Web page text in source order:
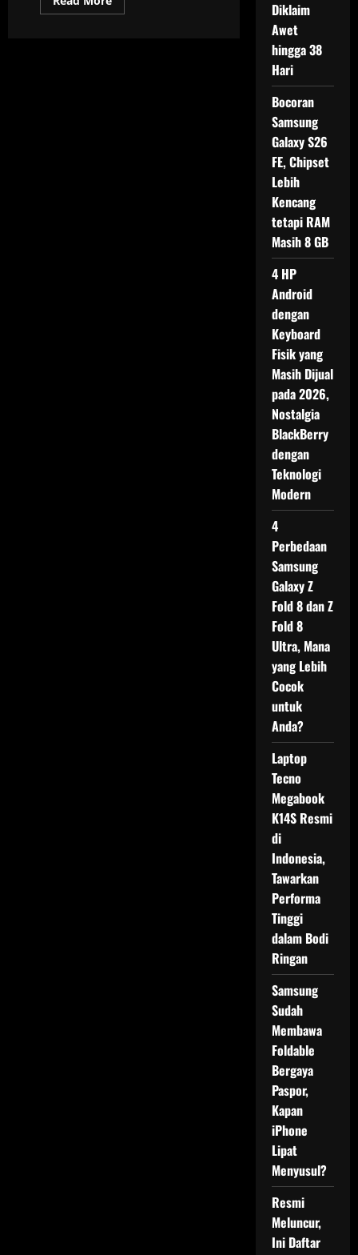
more
Diklaim
Awet
hingga 38
Hari
Bocoran
Samsung
Galaxy S26
FE, Chipset
Lebih
Kencang
tetapi RAM
Masih 8 GB
4 HP
Android
dengan
Keyboard
Fisik yang
Masih Dijual
pada 2026,
Nostalgia
BlackBerry
dengan
Teknologi
Modern
4
Perbedaan
Samsung
Galaxy Z
Fold 8 dan Z
Fold 8
Ultra, Mana
yang Lebih
Cocok
untuk
Anda?
Laptop
Tecno
Megabook
K14S Resmi
di
Indonesia,
Tawarkan
Performa
Tinggi
dalam Bodi
Ringan
Samsung
Sudah
Membawa
Foldable
Bergaya
Paspor,
Kapan
iPhone
Lipat
Menyusul?
Resmi
Meluncur,
Ini Daftar